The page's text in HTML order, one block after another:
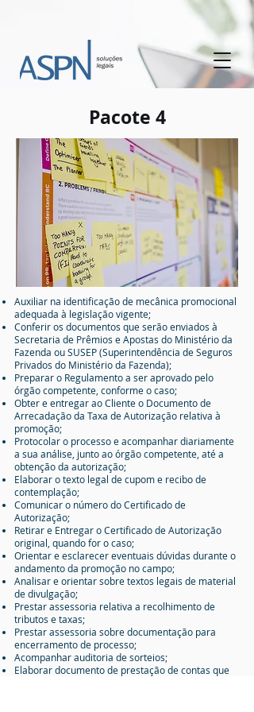
Pacote 4
Auxiliar na identificação de mecânica promocional
adequada à legislação vigente;
Conferir os documentos que serão enviados à
Secretaria de Prêmios e Apostas do Ministério da
Fazenda ou SUSEP (Superintendência de Seguros
Privados do Ministério da Fazenda);
Preparar o Regulamento a ser aprovado pelo
órgão competente, conforme o caso;
Obter e entregar ao Cliente o Documento de
Arrecadação da Taxa de Autorização relativa à
promoção;
Protocolar o processo e acompanhar diariamente
a sua análise, junto ao órgão competente, até a
obtenção da autorização;
Elaborar o texto legal de cupom e recibo de
contemplação;
Comunicar o número do Certificado de
Autorização;
Retirar e Entregar o Certificado de Autorização
original, quando for o caso;
Orientar e esclarecer eventuais dúvidas durante o
andamento da promoção no campo;
Analisar e orientar sobre textos legais de material
de divulgação;
Prestar assessoria relativa a recolhimento de
tributos e taxas;
Prestar assessoria sobre documentação para
encerramento de processo;
Acompanhar auditoria de sorteios;
Elaborar documento de prestação de contas que